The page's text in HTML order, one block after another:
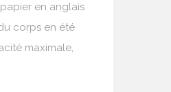
en anglais
corps en été
maximale,